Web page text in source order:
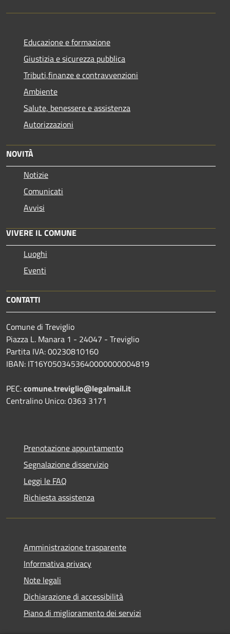
Educazione e formazione
Giustizia e sicurezza pubblica
Tributi,finanze e contravvenzioni
Ambiente
Salute, benessere e assistenza
Autorizzazioni
NOVITÀ
Notizie
Comunicati
Avvisi
VIVERE IL COMUNE
Luoghi
Eventi
CONTATTI
Comune di Treviglio
Piazza L. Manara 1 - 24047 - Treviglio
Partita IVA: 00230810160
IBAN: IT16Y0503453640000000004819
PEC:comune.treviglio@legalmail.it
Centralino Unico: 0363 3171
Prenotazione appuntamento
Segnalazione disservizio
Leggi le FAQ
Richiesta assistenza
Amministrazione trasparente
Informativa privacy
Note legali
Dichiarazione di accessibilità
Piano di miglioramento dei servizi